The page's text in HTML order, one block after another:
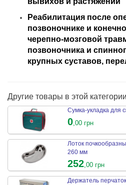
Реабилитация после
позвоночнике и
черепно-мозговой
позвоночника и
крупных суставов,
Другие товары в этой
Сумка-укладка для
0 ,00 грн
Лоток
260 мм
252,00 грн
Держатель